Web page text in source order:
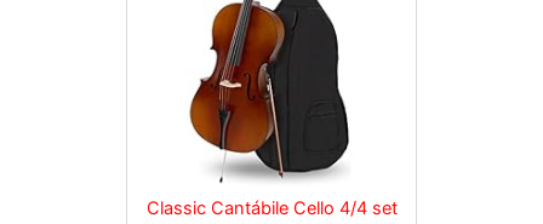
Classic Cantábile Cello 4/4 set